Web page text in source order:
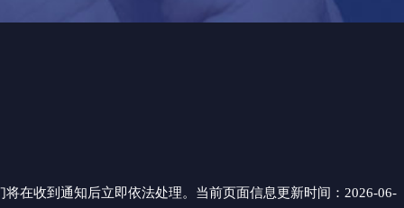
在收到通知后立即依法处理。当前页面信息更新时间：2026-06-